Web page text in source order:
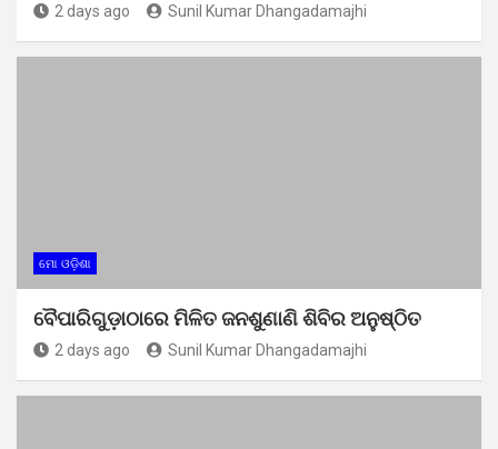
2 days ago Sunil Kumar Dhangadamajhi
ମୋ ଓଡ଼ିଶା
ବୈପାରିଗୁଡ଼ାଠାରେ ମିଳିତ ଜନଶୁଣାଣି ଶିବିର ଅନୁଷ୍ଠିତ
2 days ago Sunil Kumar Dhangadamajhi